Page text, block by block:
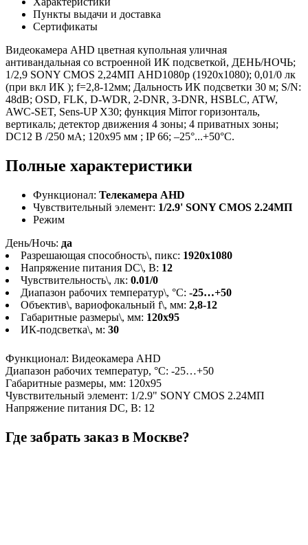
Пункты выдачи и доставка
Сертификаты
Видеокамера AHD цветная купольная уличная
антивандальная со встроенной ИК подсветкой, ДЕНЬ/НОЧЬ;
1/2,9 SONY CMOS 2,24МП AHD1080p (1920х1080); 0,01/0 лк
(при вкл ИК ); f=2,8-12мм; Дальность ИК подсветки 30 м; S/N:
48dB; OSD, FLK, D-WDR, 2-DNR, 3-DNR, HSBLC, ATW,
AWC-SET, Sens-UP X30; функция Mirror горизонталь,
вертикаль; детектор движения 4 зоны; 4 приватных зоны;
DC12 В /250 мА; 120x95 мм ; IP 66; –25°...+50°C.
Полные характеристики
Функционал: Телекамера AHD
Чувствительный элемент: 1/2.9' SONY CMOS 2.24МП
Режим
День/Ночь: да
Разрешающая способность\, пикс: 1920х1080
Напряжение питания DC\, В: 12
Чувствительность\, лк: 0.01/0
Диапазон рабочих температур\, °С: -25…+50
Объектив\, вариофокальный f\, мм: 2,8-12
Габаритные размеры\, мм: 120х95
ИК-подсветка\, м: 30
Функционал: Видеокамера AHD
Диапазон рабочих температур, °С: -25…+50
Габаритные размеры, мм: 120х95
Чувствительный элемент: 1/2.9" SONY CMOS 2.24МП
Напряжение питания DC, В: 12
Где забрать заказ в Москве?